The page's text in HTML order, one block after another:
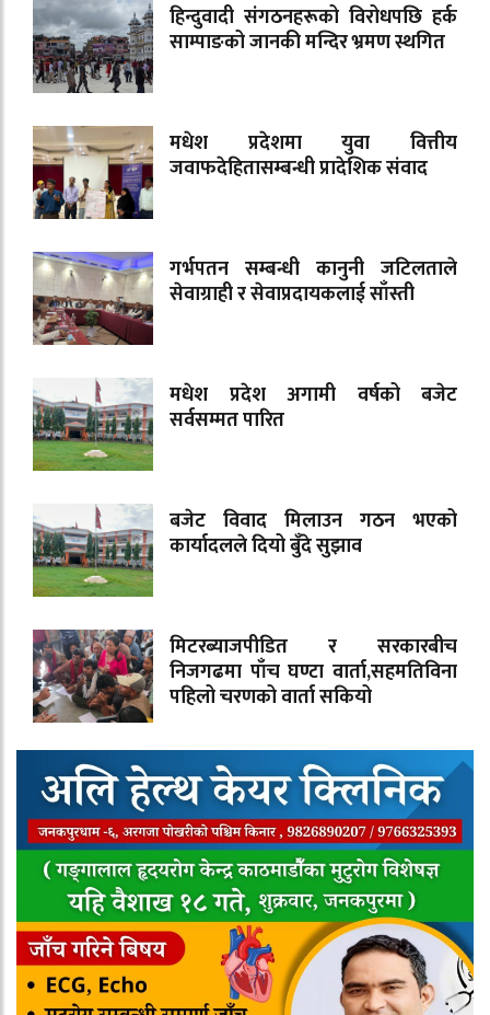
हिन्दुवादी संगठनहरूको विरोधपछि हर्क
साम्पाङको जानकी मन्दिर भ्रमण स्थगित
मधेश प्रदेशमा युवा वित्तीय
जवाफदेहितासम्बन्धी प्रादेशिक संवाद
गर्भपतन सम्बन्धी कानुनी जटिलताले
सेवाग्राही र सेवाप्रदायकलाई साँस्ती
मधेश प्रदेश अगामी वर्षको बजेट
सर्वसम्मत पारित
बजेट विवाद मिलाउन गठन भएको
कार्यादलले दियो बुँदे सुझाव
मिटरब्याजपीडित र सरकारबीच
निजगढमा पाँच घण्टा वार्ता,सहमतिविना
पहिलो चरणको वार्ता सकियो